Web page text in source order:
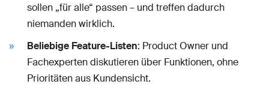
sollen „für alle“ passen – und treffen dadurch
niemanden wirklich.
Beliebige Feature-Listen: Product Owner und
Fachexperten diskutieren über Funktionen, ohne
Prioritäten aus Kundensicht.